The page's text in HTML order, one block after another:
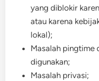
yang diblokir
atau karena
lokal);
Masalah pingtime
digunakan;
Masalah privasi;